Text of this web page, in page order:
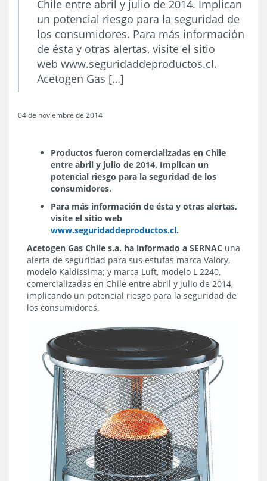
Chile entre abril y julio de 2014. Implican
un potencial riesgo para la seguridad de
los consumidores. Para más información
de ésta y otras alertas, visite el sitio
web www.seguridaddeproductos.cl.
Acetogen Gas […]
04 de noviembre de 2014
Productos fueron comercializadas en Chile
entre abril y julio de 2014. Implican un
potencial riesgo para la seguridad de los
consumidores.
Para más información de ésta y otras alertas,
visite el sitio web
www.seguridaddeproductos.cl.
Acetogen Gas Chile s.a. ha informado a SERNAC una
alerta de seguridad para sus estufas marca Valory,
modelo Kaldissima; y marca Luft, modelo L 2240,
comercializadas en Chile entre abril y julio de 2014,
implicando un potencial riesgo para la seguridad de
los consumidores.